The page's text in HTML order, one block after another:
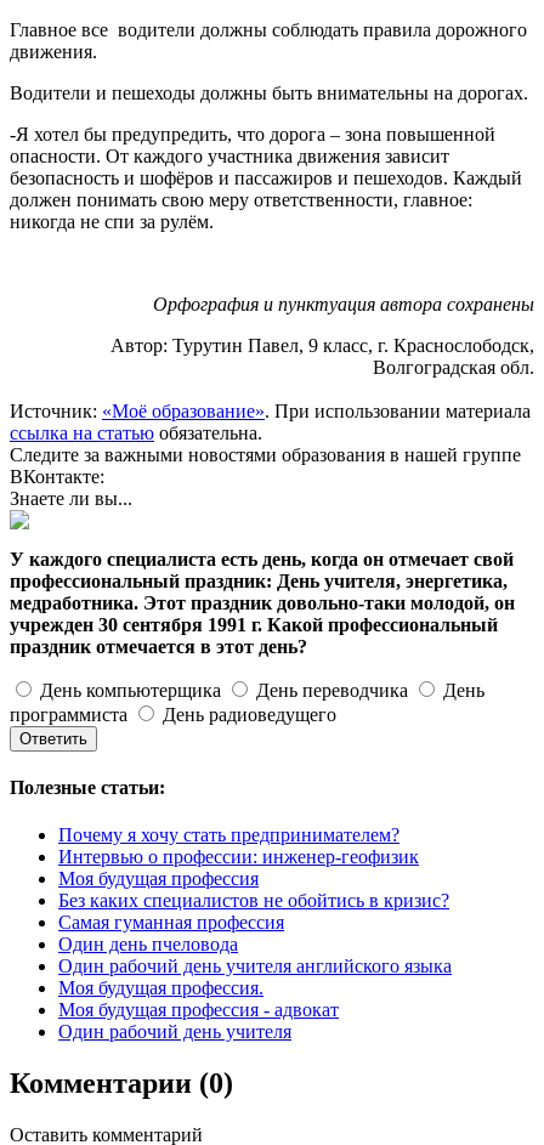
Главное все водители должны соблюдать правила дорожного
движения.
Водители и пешеходы должны быть внимательны на дорогах.
-Я хотел бы предупредить, что дорога – зона повышенной
опасности. От каждого участника движения зависит
безопасность и шофёров и пассажиров и пешеходов. Каждый
должен понимать свою меру ответственности, главное:
никогда не спи за рулём.
Орфография и пунктуация автора сохранены
Автор: Турутин Павел, 9 класс, г. Краснослободск,
Волгоградская обл.
Источник: «Моё образование». При использовании материала
ссылка на статью обязательна.
Следите за важными новостями образования в нашей группе
ВКонтакте:
Знаете ли вы...
У каждого специалиста есть день, когда он отмечает свой
профессиональный праздник: День учителя, энергетика,
медработника. Этот праздник довольно-таки молодой, он
учрежден 30 сентября 1991 г. Какой профессиональный
праздник отмечается в этот день?
День компьютерщика День переводчика
День
программиста
День радиоведущего
Полезные статьи:
Почему я хочу стать предпринимателем?
Интервью о профессии: инженер-геофизик
Моя будущая профессия
Без каких специалистов не обойтись в кризис?
Самая гуманная профессия
Один день пчеловода
Один рабочий день учителя английского языка
Моя будущая профессия.
Моя будущая профессия - адвокат
Один рабочий день учителя
Комментарии (0)
Оставить комментарий